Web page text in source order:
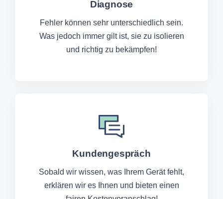
Diagnose
Fehler können sehr unterschiedlich sein.
Was jedoch immer gilt ist, sie zu isolieren
und richtig zu bekämpfen!
Kundengespräch
Sobald wir wissen, was Ihrem Gerät fehlt,
erklären wir es Ihnen und bieten einen